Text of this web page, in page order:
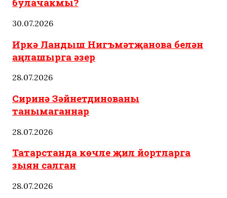
30.07.2026
Иркә Ландыш Нигъмәтҗанова белән
аңлашырга әзер
28.07.2026
Сиринә Зәйнетдинованы
танымаганнар
28.07.2026
Татарстанда көчле җил йортларга
зыян салган
28.07.2026